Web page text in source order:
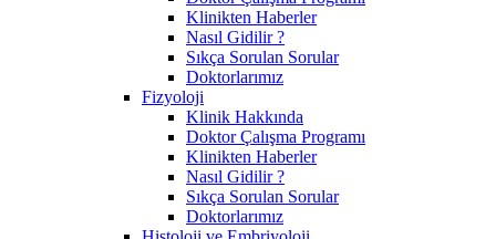
Klinikten Haberler
Nasıl Gidilir ?
Sıkça Sorulan Sorular
Doktorlarımız
Fizyoloji
Klinik Hakkında
Doktor Çalışma Programı
Klinikten Haberler
Nasıl Gidilir ?
Sıkça Sorulan Sorular
Doktorlarımız